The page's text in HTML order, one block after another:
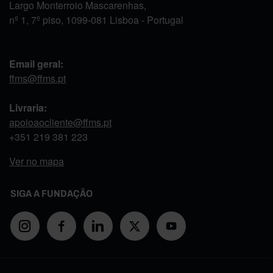
Largo Monterroio Mascarenhas,
nº 1, 7º piso, 1099-081 Lisboa - Portugal
Email geral:
ffms@ffms.pt
Livraria:
apoioaocliente@ffms.pt
+351 219 381 223
Ver no mapa
SIGA A FUNDAÇÃO